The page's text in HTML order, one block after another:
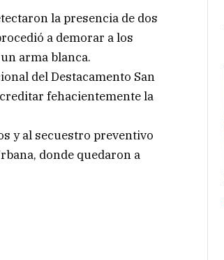
la presencia de dos
a demorar a los
arma blanca.
del Destacamento San
fehacientemente la
y al secuestro preventivo
donde quedaron a